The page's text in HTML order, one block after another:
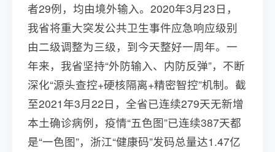
者29例，均由境外输入。2020年3月23日，
我省将重大突发公共卫生事件应急响应级别
由二级调整为三级，到今天整好一周年。一
年来，我省坚持“外防输入、内防反弹”，不断
深化“源头查控+硬核隔离+精密智控”机制。截
至2021年3月22日，全省已连续279天无新增
本土确诊病例，疫情“五色图”已连续387天都
是“一色图”，浙江“健康码”发码总量达1.47亿